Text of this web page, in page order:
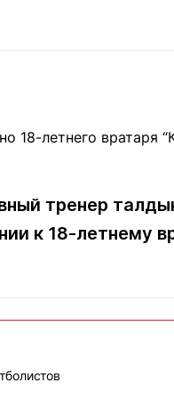
центртренер
к 18-летнему